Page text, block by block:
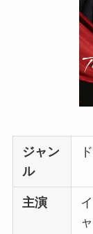
ジャン
ル
主演